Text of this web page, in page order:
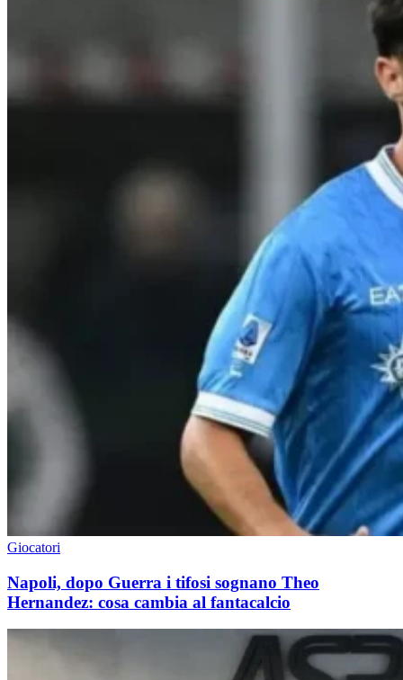
Giocatori
Napoli, dopo Guerra i tifosi sognano Theo
Hernandez: cosa cambia al fantacalcio